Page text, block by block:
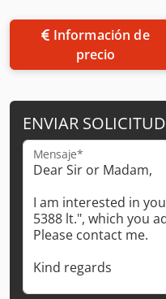
precio
ENVIAR SOLICITUD
Mensaje*